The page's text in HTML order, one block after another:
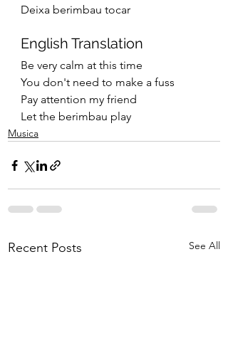
Deixa berimbau tocar
English Translation
Be very calm at this time
You don't need to make a fuss
Pay attention my friend
Let the berimbau play
Musica
Recent Posts See All